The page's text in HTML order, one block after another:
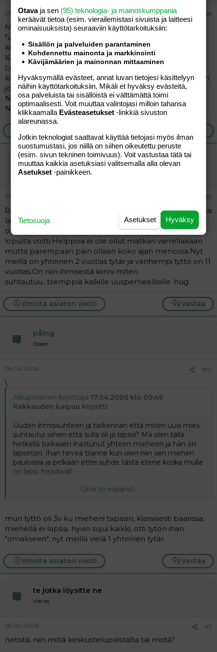
26.04.2006 #8
Miks teidän tarinat on noin ihania? Miks minun
"uusiomiehestä" kuoriutu täys #&%?$!* mitä vaan on
kestettävä kun eroonkaan en pääse.
Kaks lasta oli ja nyt 6kk. yhteinen.
Lehden senssipalstalle idiootti laitoin ilmotuksen ja
kaikista vastanneista suostuin lopulta tapaamaan yhden
joka vaikutti tosi ihanalta ja lapsirakkalta mieheltän.
Niinhän se taitaaki olla, ainoostaan sillon kun sille käy.
Nyt komen lapsen yh...
kati 69
Vieras
26.04.2006 #9
Ravintolasta löysin ...Meillä tosin erilainen tarina.Mulla yksi
lapsi,oli silloin n.4-5 vuotias,miehellä ei lapsia. Rankkaa
oli,yhtä soutamista ja huopaamista mutta rakkaus
lopulta voitti.Helppoa ei ole ollut matkan varrellakaan
mutta parempaan päin ollaan koko ajan menossa.Nyt
meillä on yhteinen 2 vuotias tytär ja vanhempi tyttö on 11
vuotias.On niin ihmisestä kiinni miten
suhtautuu...tsemppiä kaikille uusperheellisille :hug:
Vastaa
Ilmoita asiaton viesti
påing
Jäsen
28.04.2006 #10
\
Alkuperäinen kirjoittaja 17.04.2006 klo 09:45
Rakkauden kaipuu kirjoitti:
Uuden ihmissuhteen ja tarkennan että miten uusi mies
suhtautui siihen että sulla oli jo lapsia? Mä olen tällä
hetkellä turkasen ihastunut yhteen mieheen ja hän on
lapseton. Ihan hirveä tilanne kun olen niin sen miehen
pauloissa ja pelkään ettei suhde tästä etene koska mulla
on lapsi :headwall:
Ei niin että katuisin sitä että tuon typysen olen saanut,
Click to expand...
mun tyttö oli 3v ku mieheni tapasin, klassisesti baarissa.
miehellä ei lapsia. hyvin sujui kaikki, otti tytön ihan
"omakseen". nyt meillä vielä 1 yhteinen tytär.
Vastaa
Ilmoita asiaton viesti
te jotka löysitte ne
Vieras
28.04.2006 #11
netistä, niin miltä keskustelupalstalta tai mistä?
Otavaja sen (95) teknologia- ja mainoskumppania
keräävät tietoa (esim. vierailemis­tasi sivuista ja laitteesi
ominaisuuk­sista) seuraaviin käyttötarkoituksiin:
Sisällön ja palveluiden parantaminen
Kohdennettu mainonta ja markkinointi
Kävijämäärien ja mainonnan mittaaminen
Hyväksymällä evästeet, annat luvan tietojesi käsittelyyn
näihin käyttötarkoituksiin. Mikäli et hyväksy evästeitä,
osa palveluista tai sisällöistä ei välttämättä toimi
optimaalisesti. Voit muuttaa valintojasi milloin tahansa
klikkaamalla Evästeasetukset -linkkiä sivuston
alareunassa.
Jotkin teknologiat saattavat käyttää tietojasi myös ilman
suostumustasi, jos niillä on siihen oikeutettu peruste
(esim. sivun tekninen toimivuus). Voit vastustaa tätä tai
muuttaa kaikkia asetuksiasi valitsemalla alla olevan
Asetukset -painikkeen.
Hyväksy
Asetukset
Tietosuoja